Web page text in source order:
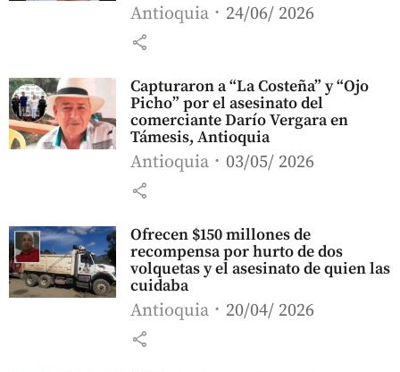
Antioquia 24/06/ 2026
share
Capturaron a “La Costeña” y “Ojo
Picho” por el asesinato del
comerciante Darío Vergara en
Támesis, Antioquia
Antioquia 03/05/ 2026
share
Ofrecen $150 millones de
recompensa por hurto de dos
volquetas y el asesinato de quien las
cuidaba
Antioquia 20/04/ 2026
share